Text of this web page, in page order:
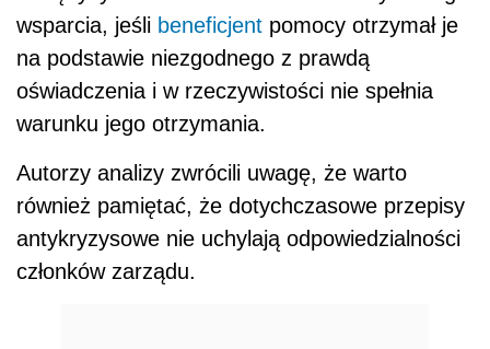
wsparcia, jeśli beneficjent pomocy otrzymał je
na podstawie niezgodnego z prawdą
oświadczenia i w rzeczywistości nie spełnia
warunku jego otrzymania.
Autorzy analizy zwrócili uwagę, że warto
również pamiętać, że dotychczasowe przepisy
antykryzysowe nie uchylają odpowiedzialności
członków zarządu.